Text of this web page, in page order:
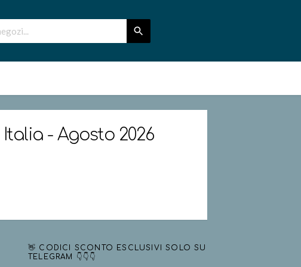
Italia - Agosto 2026
👋 CODICI SCONTO ESCLUSIVI SOLO SU
TELEGRAM 👇👇👇